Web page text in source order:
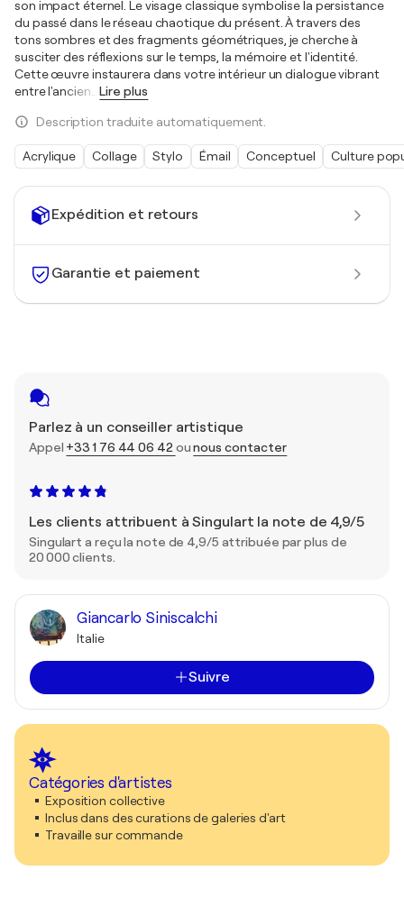
Expédition et retours
Garantie et paiement
Parlez à un conseiller artistique
Appel +33 1 76 44 06 42 ounous contacter
Les clients attribuent à Singulart la note de 4,9/5
Singulart a reçu la note de 4,9/5 attribuée par plus de
20 000 clients.
Giancarlo Siniscalchi
Italie
Suivre
Catégories d'artistes
Exposition collective
Inclus dans des curations de galeries d'art
Travaille sur commande
son impact éternel. Le visage classique symbolise la persistance
du passé dans le réseau chaotique du présent. À travers des
tons sombres et des fragments géométriques, je cherche à
susciter des réflexions sur le temps, la mémoire et l'identité.
Cette œuvre instaurera dans votre intérieur un dialogue vibrant
entre l'ancien
Lire plus
Description traduite automatiquement.
Acrylique Collage Stylo Émail Conceptuel Culture